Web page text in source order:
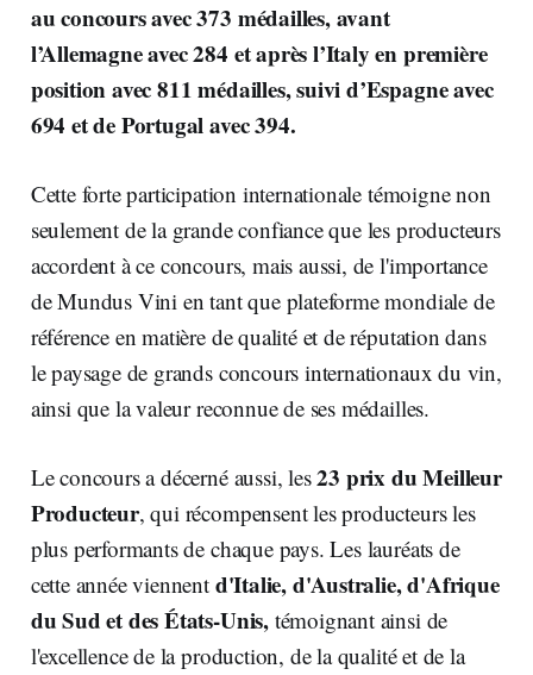
au concours avec 373 médailles, avant
l’Allemagne avec 284 et après l’Italy en première
position avec 811 médailles, suivi d’Espagne avec
694 et de Portugal avec 394.
Cette forte participation internationale témoigne non
seulement de la grande confiance que les producteurs
accordent à ce concours, mais aussi, de l'importance
de Mundus Vini en tant que plateforme mondiale de
référence en matière de qualité et de réputation dans
le paysage de grands concours internationaux du vin,
ainsi que la valeur reconnue de ses médailles.
Le concours a décerné aussi, les23 prix du Meilleur
Producteur, qui récompensent les producteurs les
plus performants de chaque pays. Les lauréats de
cette année viennent d'Italie, d'Australie, d'Afrique
du Sud et des États-Unis, témoignant ainsi de
l'excellence de la production, de la qualité et de la